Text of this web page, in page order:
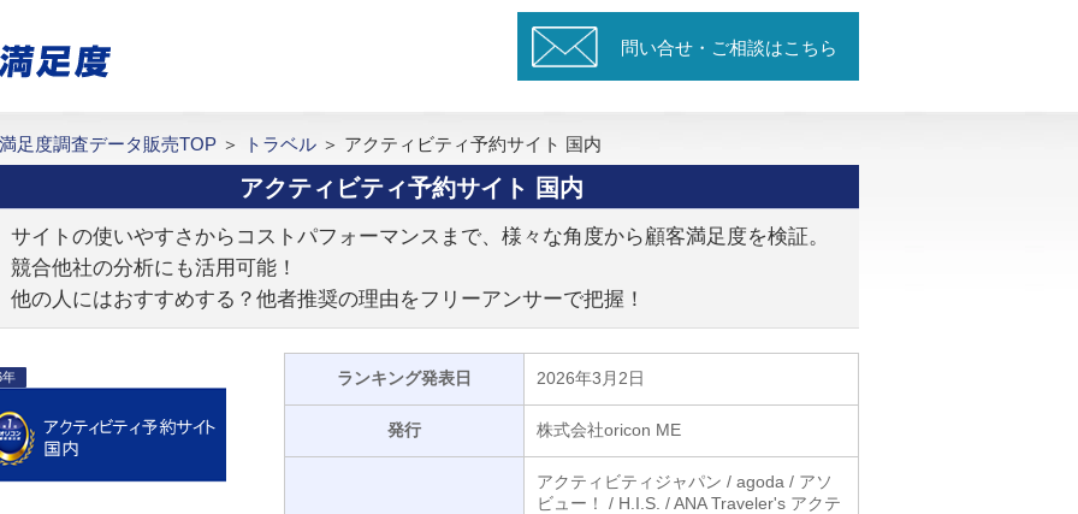
問い合せ・ご相談はこちら
足度調査データ販売TOP ＞ トラベル ＞ アクティビティ予約サイト 国内
アクティビティ予約サイト 国内
サイトの使いやすさからコストパフォーマンスまで、様々な角度から顧客満足度を検証。
競合他社の分析にも活用可能！
他の人にはおすすめする？他者推奨の理由をフリーアンサーで把握！
年 ランキング発表日 2026年3月2日
発行 株式会社oricon ME
アクティビティジャパン / agoda / アソ
ビュー！ / H.I.S. / ANA Traveler's アクテ